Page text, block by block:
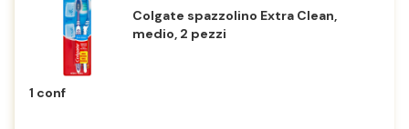
Colgate spazzolino Extra Clean,
medio, 2 pezzi
1 conf